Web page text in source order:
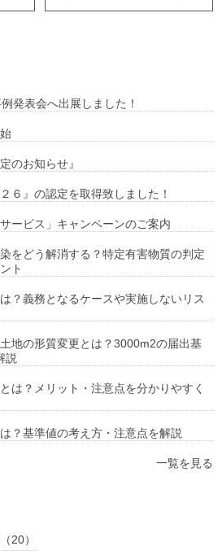
発表会へ出展しました！
のお知らせ』
６』の認定を取得致しました！
ービス」キャンペーンのご案内
をどう解消する？特定有害物質の判定
ト
？義務となるケースや実施しないリス
地の形質変更とは？3000m2の届出基
説
は？メリット・注意点を分かりやすく
？基準値の考え方・注意点を解説
一覧を見る
20）